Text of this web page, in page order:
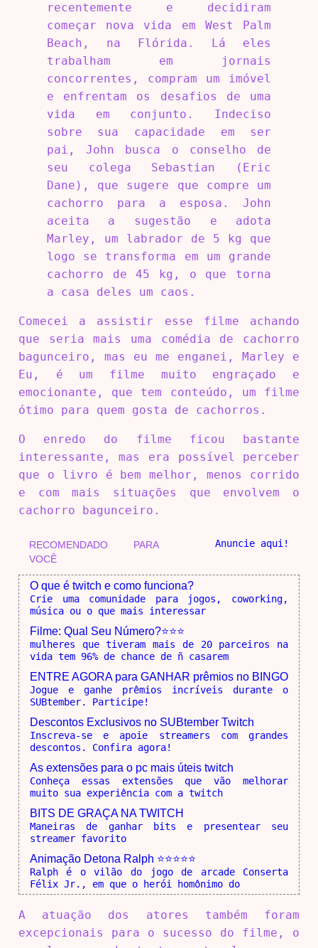
recentemente e decidiram
começar nova vida em West Palm
Beach, na Flórida. Lá eles
trabalham em jornais
concorrentes, compram um imóvel
e enfrentam os desafios de uma
vida em conjunto. Indeciso
sobre sua capacidade em ser
pai, John busca o conselho de
seu colega Sebastian (Eric
Dane), que sugere que compre um
cachorro para a esposa. John
aceita a sugestão e adota
Marley, um labrador de 5 kg que
logo se transforma em um grande
cachorro de 45 kg, o que torna
a casa deles um caos.
Comecei a assistir esse filme achando
que seria mais uma comédia de cachorro
bagunceiro, mas eu me enganei, Marley e
Eu, é um filme muito engraçado e
emocionante, que tem conteúdo, um filme
ótimo para quem gosta de cachorros.
O enredo do filme ficou bastante
interessante, mas era possível perceber
que o livro é bem melhor, menos corrido
e com mais situações que envolvem o
cachorro bagunceiro.
RECOMENDADO PARA
VOCÊ
Anuncie aqui!
O que é twitch e como funciona?
Crie uma comunidade para jogos, coworking,
música ou o que mais interessar
Filme: Qual Seu Número?⭐⭐⭐
mulheres que tiveram mais de 20 parceiros na
vida tem 96% de chance de ñ casarem
ENTRE AGORA para GANHAR prêmios no BINGO
Jogue e ganhe prêmios incríveis durante o
SUBtember. Participe!
Descontos Exclusivos no SUBtember Twitch
Inscreva-se e apoie streamers com grandes
descontos. Confira agora!
As extensões para o pc mais úteis twitch
Conheça essas extensões que vão melhorar
muito sua experiência com a twitch
BITS DE GRAÇA NA TWITCH
Maneiras de ganhar bits e presentear seu
streamer favorito
Animação Detona Ralph ⭐⭐⭐⭐⭐
Ralph é o vilão do jogo de arcade Conserta
Félix Jr., em que o herói homônimo do
A atuação dos atores também foram
excepcionais para o sucesso do filme, o